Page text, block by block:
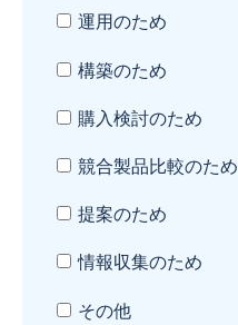
運用のため
構築のため
購入検討のため
競合製品比較のため
提案のため
情報収集のため
その他